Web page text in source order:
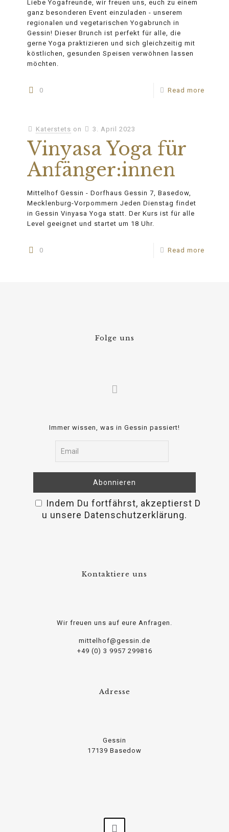
Liebe Yogafreunde, wir freuen uns, euch zu einem
ganz besonderen Event einzuladen - unserem
regionalen und vegetarischen Yogabrunch in
Gessin! Dieser Brunch ist perfekt für alle, die
gerne Yoga praktizieren und sich gleichzeitig mit
köstlichen, gesunden Speisen verwöhnen lassen
möchten.
0 Read more
Katerstets on 3. April 2023
Vinyasa Yoga für
Anfänger:innen
Mittelhof Gessin - Dorfhaus Gessin 7, Basedow,
Mecklenburg-Vorpommern Jeden Dienstag findet
in Gessin Vinyasa Yoga statt. Der Kurs ist für alle
Level geeignet und startet um 18 Uhr.
0 Read more
Folge uns
Immer wissen, was in Gessin passiert!
Indem Du fortfährst, akzeptierst D
osteopathe-nyon-cabinet-monney
u unsere Datenschutzerklärung.
Kontaktiere uns
Wir freuen uns auf eure Anfragen.
mittelhof@gessin.de
+49 (0) 3 9957 299816
Adresse
Gessin
17139 Basedow